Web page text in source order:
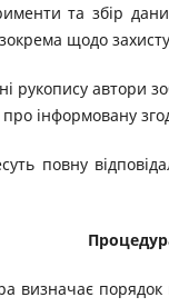
та збір
щодо
рукопису автори
інформовану
повну
визначає